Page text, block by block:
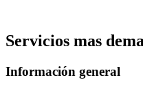
Servicios mas
Información general